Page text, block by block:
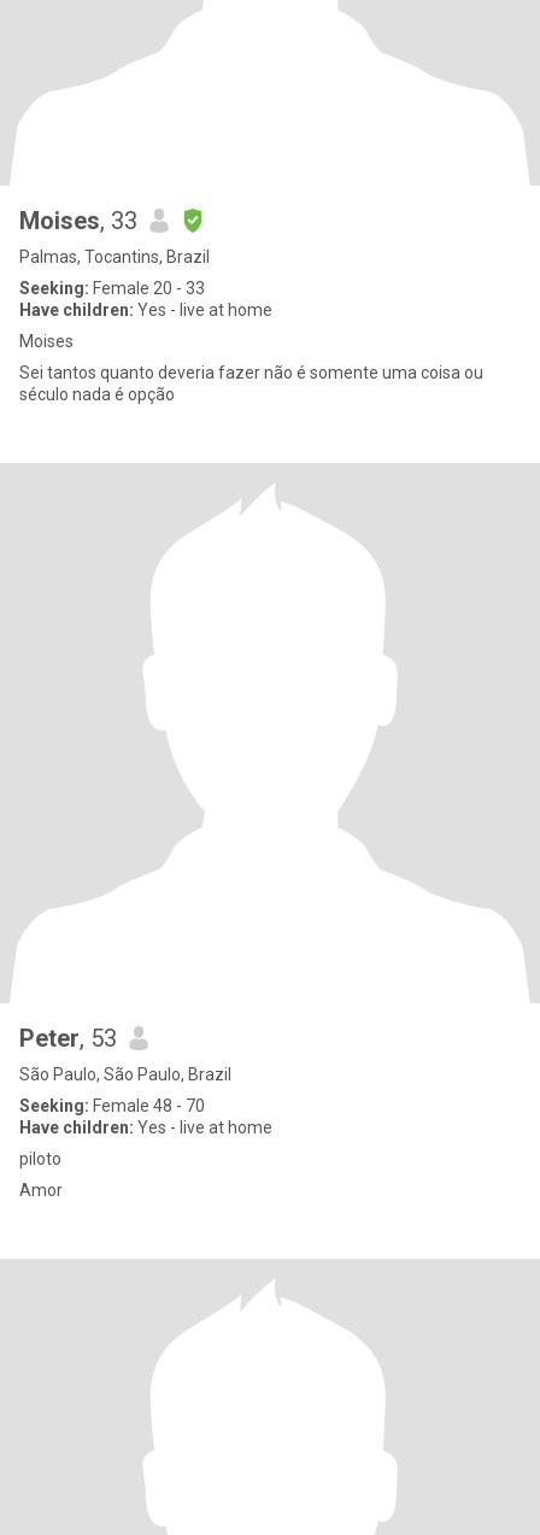
Moises, 33
Palmas, Tocantins, Brazil
Seeking: Female 20 - 33
Have children: Yes - live at home
Moises
Sei tantos quanto deveria fazer não é somente uma coisa ou
século nada é opção
Peter, 53
São Paulo, São Paulo, Brazil
Seeking: Female 48 - 70
Have children: Yes - live at home
piloto
Amor